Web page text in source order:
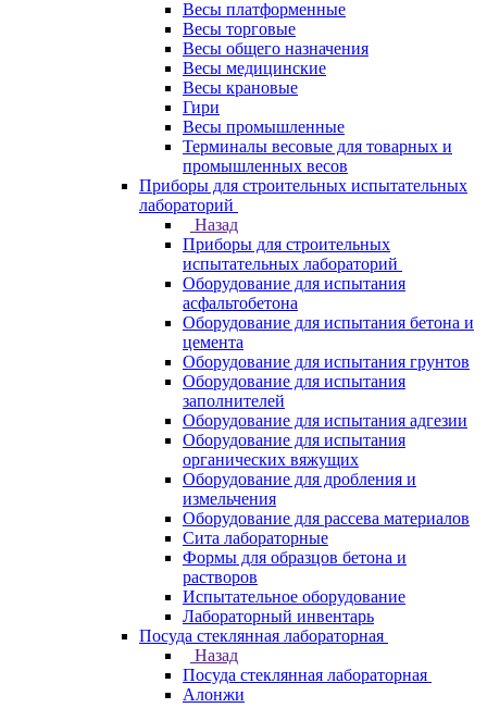
Весы платформенные
Весы торговые
Весы общего назначения
Весы медицинские
Весы крановые
Гири
Весы промышленные
Терминалы весовые для товарных и
промышленных весов
Приборы для строительных испытательных
лабораторий
Назад
Приборы для строительных
испытательных лабораторий
Оборудование для испытания
асфальтобетона
Оборудование для испытания бетона и
цемента
Оборудование для испытания грунтов
Оборудование для испытания
заполнителей
Оборудование для испытания адгезии
Оборудование для испытания
органических вяжущих
Оборудование для дробления и
измельчения
Оборудование для рассева материалов
Сита лабораторные
Формы для образцов бетона и
растворов
Испытательное оборудование
Лабораторный инвентарь
Посуда стеклянная лабораторная
Назад
Посуда стеклянная лабораторная
Алонжи